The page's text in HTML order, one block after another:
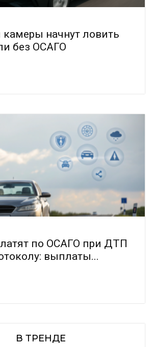
камеры начнут ловить
без ОСАГО
по ОСАГО при ДТП
выплаты...
В ТРЕНДЕ